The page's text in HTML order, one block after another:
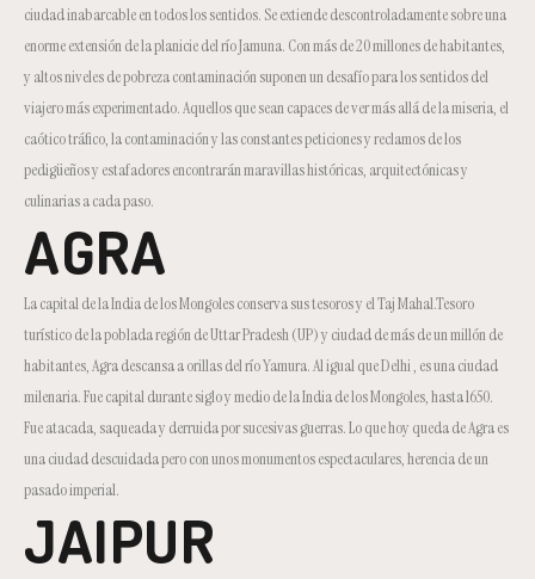
ciudad inabarcable en todos los sentidos. Se extiende descontroladamente sobre una
enorme extensión de la planicie del río Jamuna. Con más de 20 millones de habitantes,
y altos niveles de pobreza contaminación suponen un desafío para los sentidos del
viajero más experimentado. Aquellos que sean capaces de ver más allá de la miseria, el
caótico tráfico, la contaminación y las constantes peticiones y reclamos de los
pedigüeños y estafadores encontrarán maravillas históricas, arquitectónicas y
culinarias a cada paso.
AGRA
La capital de la India de los Mongoles conserva sus tesoros y el Taj Mahal.Tesoro
turístico de la poblada región de Uttar Pradesh (UP) y ciudad de más de un millón de
habitantes, Agra descansa a orillas del río Yamura. Al igual que Delhi , es una ciudad
milenaria. Fue capital durante siglo y medio de la India de los Mongoles, hasta 1650.
Fue atacada, saqueada y derruida por sucesivas guerras. Lo que hoy queda de Agra es
una ciudad descuidada pero con unos monumentos espectaculares, herencia de un
pasado imperial.
JAIPUR